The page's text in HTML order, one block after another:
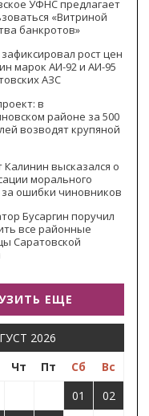
УФНС предлагает
«Витриной
банкротов»
зафиксировал рост цен
марок АИ-92 и АИ-95
АЗС
в
районе за 500
возводят крупяной
Калинин высказался о
морального
ошибки чиновников
Бусаргин поручил
все районные
Саратовской
ЕЩЕ
2026
Чт Пт Сб
Вс
01
02